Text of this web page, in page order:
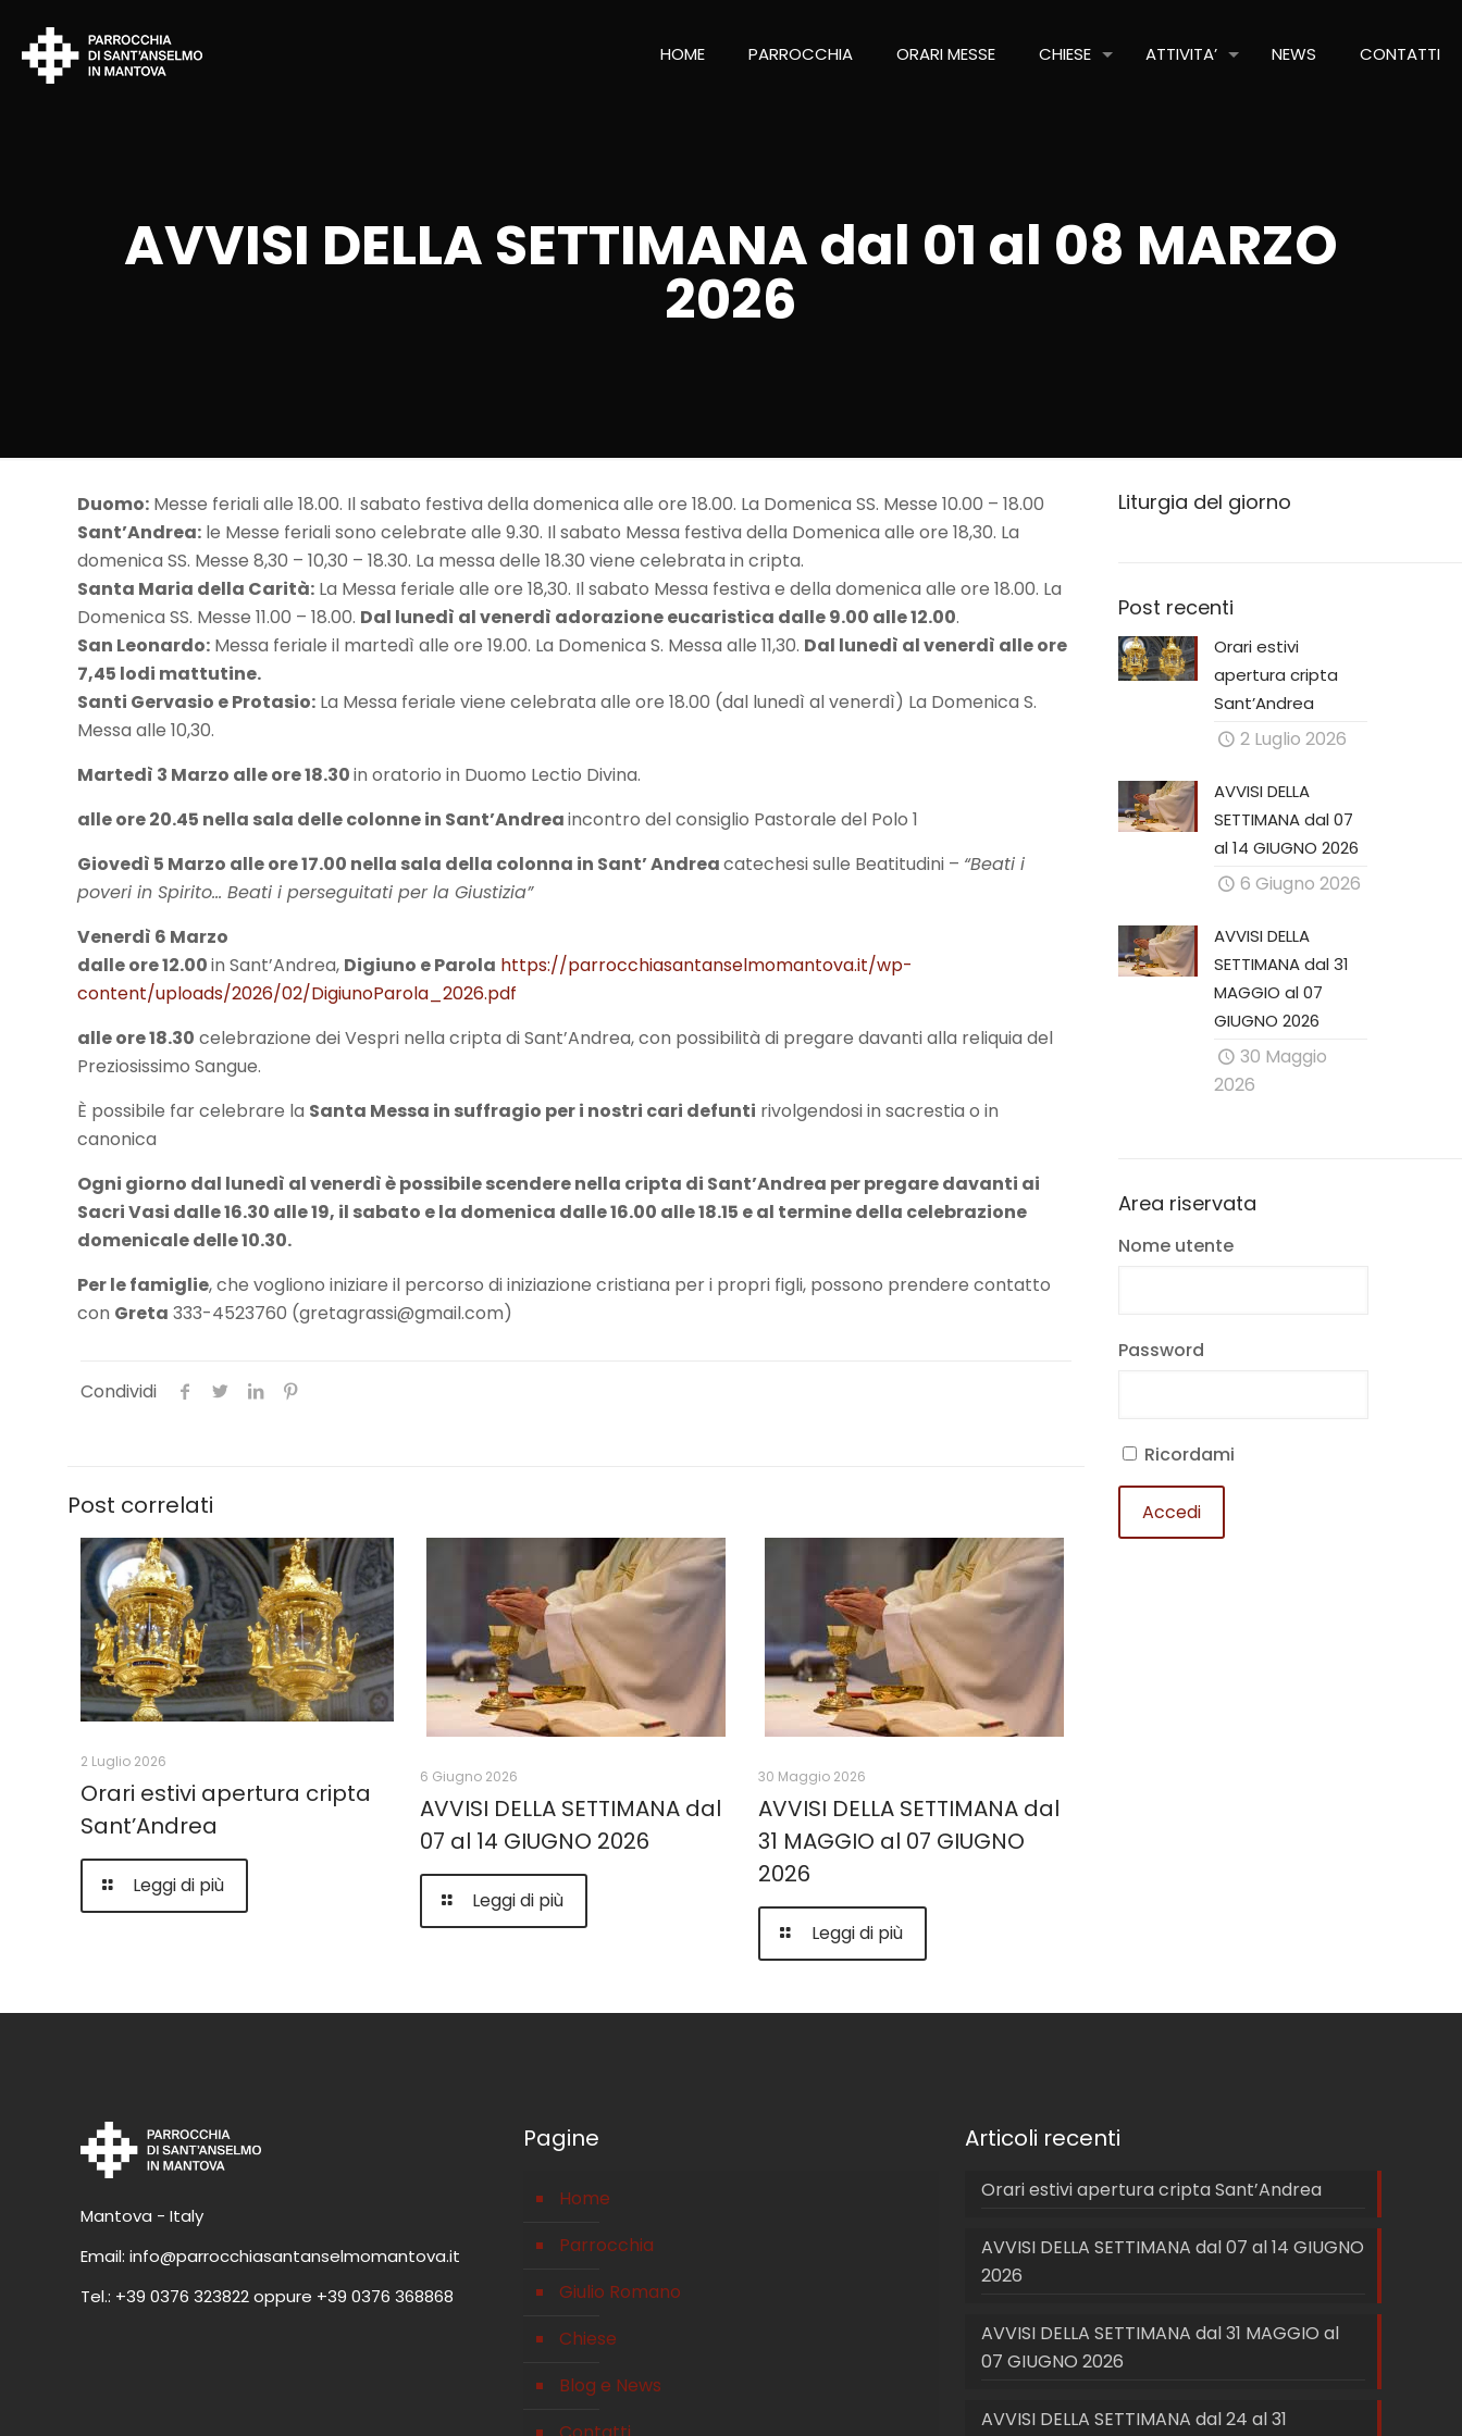
HOME PARROCCHIA ORARI MESSE CHIESE ATTIVITA’ NEWS CONTATTI
AVVISI DELLA SETTIMANA dal 01 al 08 MARZO
2026
Duomo: Messe feriali alle 18.00. Il sabato festiva della domenica alle ore 18.00. La Domenica SS. Messe 10.00 – 18.00
Sant’Andrea: le Messe feriali sono celebrate alle 9.30. Il sabato Messa festiva della Domenica alle ore 18,30. La
domenica SS. Messe 8,30 – 10,30 – 18.30. La messa delle 18.30 viene celebrata in cripta.
Santa Maria della Carità: La Messa feriale alle ore 18,30. Il sabato Messa festiva e della domenica alle ore 18.00. La
Domenica SS. Messe 11.00 – 18.00. Dal lunedì al venerdì adorazione eucaristica dalle 9.00 alle 12.00.
San Leonardo: Messa feriale il martedì alle ore 19.00. La Domenica S. Messa alle 11,30. Dal lunedì al venerdì alle ore
7,45 lodi mattutine.
Santi Gervasio e Protasio: La Messa feriale viene celebrata alle ore 18.00 (dal lunedì al venerdì) La Domenica S.
Messa alle 10,30.
Martedì 3 Marzo alle ore 18.30in oratorio in Duomo Lectio Divina.
alle ore 20.45 nella sala delle colonne in Sant’Andreaincontro del consiglio Pastorale del Polo 1
Giovedì 5 Marzo alle ore 17.00 nella sala della colonna in Sant’ Andreacatechesi sulle Beatitudini – “Beati i
poveri in Spirito… Beati i perseguitati per la Giustizia”
Venerdì 6 Marzo
dalle ore 12.00in Sant’Andrea, Digiuno e Parola https://parrocchiasantanselmomantova.it/wp-
content/uploads/2026/02/DigiunoParola_2026.pdf
alle ore 18.30 celebrazione dei Vespri nella cripta di Sant’Andrea, con possibilità di pregare davanti alla reliquia del
Preziosissimo Sangue.
È possibile far celebrare la Santa Messa in suffragio per i nostri cari defunti rivolgendosi in sacrestia o in
canonica
Ogni giorno dal lunedì al venerdì è possibile scendere nella cripta di Sant’Andrea per pregare davanti ai
Sacri Vasi dalle 16.30 alle 19, il sabato e la domenica dalle 16.00 alle 18.15 e al termine della celebrazione
domenicale delle 10.30.
Per le famiglie, che vogliono iniziare il percorso di iniziazione cristiana per i propri figli, possono prendere contatto
con Greta 333-4523760 (gretagrassi@gmail.com)
Condividi
Post correlati
2 Luglio 2026
Orari estivi apertura cripta
Sant’Andrea
Leggi di più
6 Giugno 2026
AVVISI DELLA SETTIMANA dal
07 al 14 GIUGNO 2026
Leggi di più
30 Maggio 2026
AVVISI DELLA SETTIMANA dal
31 MAGGIO al 07 GIUGNO
2026
Leggi di più
Liturgia del giorno
Post recenti
Orari estivi
apertura cripta
Sant’Andrea
2 Luglio 2026
AVVISI DELLA
SETTIMANA dal 07
al 14 GIUGNO 2026
6 Giugno 2026
AVVISI DELLA
SETTIMANA dal 31
MAGGIO al 07
GIUGNO 2026
30 Maggio
2026
Area riservata
Nome utente
Password
Ricordami
Mantova - Italy
Email: info@parrocchiasantanselmomantova.it
Tel.: +39 0376 323822oppure +39 0376 368868
Pagine
Home
Parrocchia
Giulio Romano
Chiese
Blog e News
Articoli recenti
Orari estivi apertura cripta Sant’Andrea
AVVISI DELLA SETTIMANA dal 07 al 14 GIUGNO
2026
AVVISI DELLA SETTIMANA dal 31 MAGGIO al
07 GIUGNO 2026
AVVISI DELLA SETTIMANA dal 24 al 31